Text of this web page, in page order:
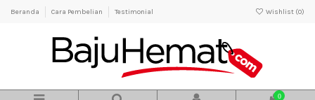
Beranda Cara Pembelian Testimonial Wishlist (0)
0